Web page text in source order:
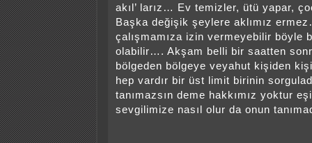
akıl’ larız… Ev temizler, ütü yapar,
Başka değişik şeylere aklımız
çalışmamıza izin vermeyebilir böyle
olabilir…. Akşam belli bir saatten
bölgeden bölgeye veyahut kişiden
hep vardır bir üst limit birinin
tanımazsın deme hakkımız yoktur
sevgilimize nasıl olur da onun